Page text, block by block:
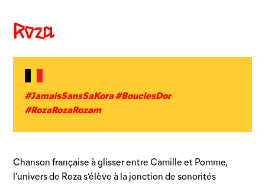
Roza
#JamaisSansSaKora #BouclesDor
#RozaRozaRozam
Chanson française à glisser entre Camille et Pomme,
l’univers de Roza s’élève à la jonction de sonorités